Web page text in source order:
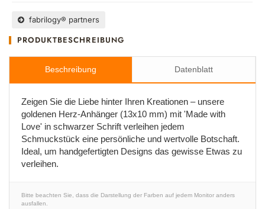
fabrilogy® partners
PRODUKTBESCHREIBUNG
Beschreibung Datenblatt
Zeigen Sie die Liebe hinter Ihren Kreationen – unsere
goldenen Herz-Anhänger (13x10 mm) mit 'Made with
Love' in schwarzer Schrift verleihen jedem
Schmuckstück eine persönliche und wertvolle Botschaft.
Ideal, um handgefertigten Designs das gewisse Etwas zu
verleihen.
Bitte beachten Sie, dass die Darstellung der Farben auf jedem Monitor anders
ausfallen.